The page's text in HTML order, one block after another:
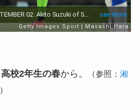
高校2年生の春から。 （参照： 湘
）